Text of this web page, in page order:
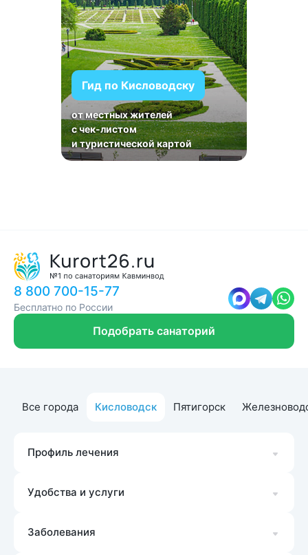
Гид по Кисловодску
от местных жителей
с чек-листом
и туристической картой
8 800 700-15-77
Бесплатно по России
Подобрать санаторий
Все города Кисловодск Пятигорск
Профиль лечения
Удобства и услуги
Заболевания